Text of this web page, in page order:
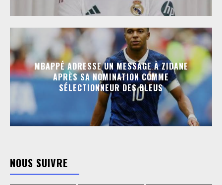
MBAPPÉ ADRESSE UN MESSAGE À ZIDANE
APRÈS SA NOMINATION COMME
SÉLECTIONNEUR DES BLEUS
NOUS SUIVRE